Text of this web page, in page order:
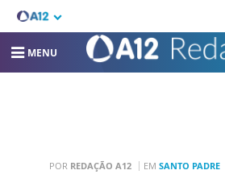
MENU
POR REDAÇÃO A12 EM SANTO PADRE